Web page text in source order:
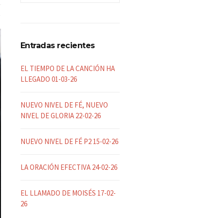
Entradas recientes
EL TIEMPO DE LA CANCIÓN HA
LLEGADO 01-03-26
NUEVO NIVEL DE FÉ, NUEVO
NIVEL DE GLORIA 22-02-26
NUEVO NIVEL DE FÉ P2 15-02-26
LA ORACIÓN EFECTIVA 24-02-26
EL LLAMADO DE MOISÉS 17-02-
26